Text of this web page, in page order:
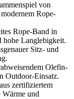
von
Rope-
Rope-Band in
hohe Langlebigkeit.
Sitz- und
Olefin-
Outdoor-Einsatz.
zertifiziertem
und